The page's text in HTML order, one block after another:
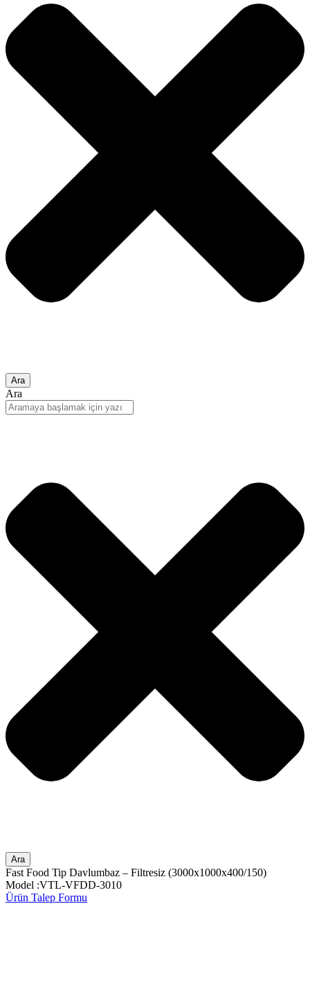
Ara
Ara
Ara
Fast Food Tip Davlumbaz – Filtresiz (3000x1000x400/150)
Model :VTL-VFDD-3010
Ürün Talep Formu